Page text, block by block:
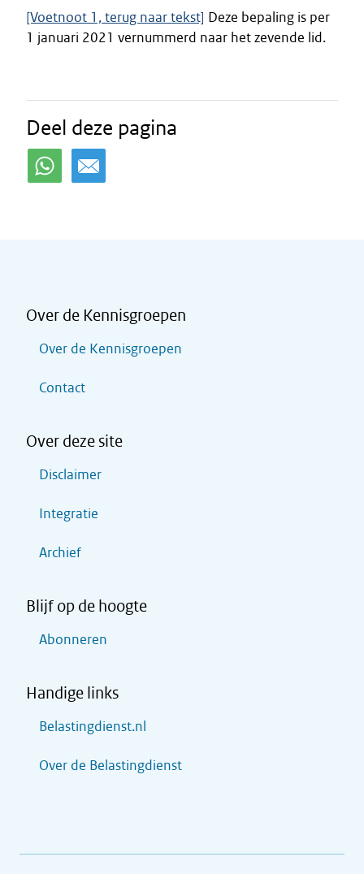
[Voetnoot 1, terug naar tekst] Deze bepaling is per
1 januari 2021 vernummerd naar het zevende lid.
Deel deze pagina
Over de Kennisgroepen
Over de Kennisgroepen
Contact
Over deze site
Disclaimer
Integratie
Archief
Blijf op de hoogte
Abonneren
Handige links
Belastingdienst.nl
Over de Belastingdienst